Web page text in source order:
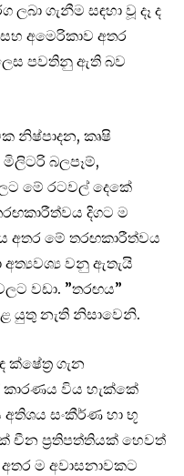
ගැනීම සඳහා වූ දෑ ද
අමෙරිකාව අතර
පවතිනු ඇති බව
නිෂ්පාදන, කෘෂි
බලපෑම්,
මේ රටවල් දෙකේ
දිගට ම
අතර මේ තරඟකාරීත්වය
වනු ඇතැයි
වඩා. ”තරඟය”
යුතු නැති නිසාවෙනි.
ක්ෂේත්‍ර ගැන
කාරණය විය හැක්කේ
අතිශය සංකීර්ණ හා භූ
චීන ප්‍රතිපත්තියක් හෙවත්
ම අවාසනාවකට